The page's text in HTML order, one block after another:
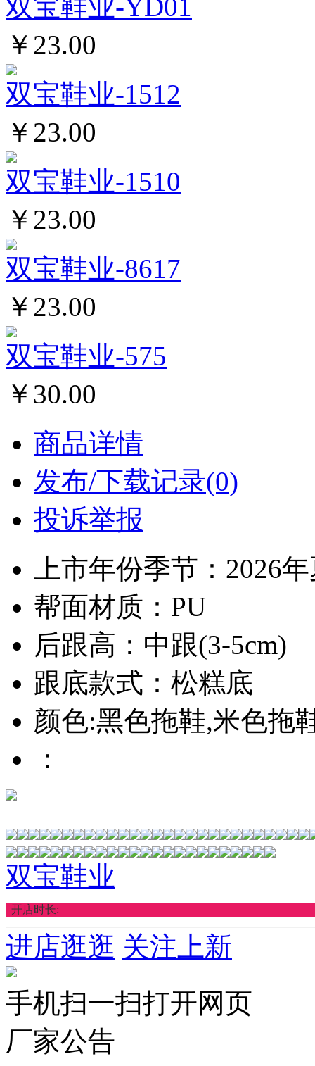
双宝鞋业-YD01
￥23.00
双宝鞋业-1512
￥23.00
双宝鞋业-1510
￥23.00
双宝鞋业-8617
￥23.00
双宝鞋业-575
￥30.00
商品详情
发布/下载记录(0)
投诉举报
上市年份季节：2026
帮面材质：PU
后跟高：中跟(3-5cm)
跟底款式：松糕底
颜色:黑色拖鞋,米色拖
：
双宝鞋业
开店时长:
进店逛逛 关注上新
手机扫一扫打开网页
厂家公告